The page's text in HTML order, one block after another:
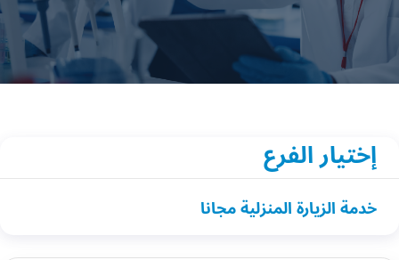
إختيار الفرع
خدمة الزيارة المنزلية مجانا